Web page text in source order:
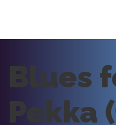
Blues
Pekka